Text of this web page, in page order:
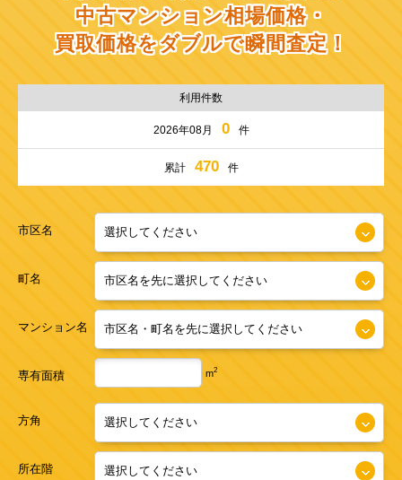
中古マンション相場価格・
買取価格をダブルで瞬間査定！
利用件数
2026年08月 0 件
累計 470 件
市区名
町名
マンション名
専有面積 m2
方角
所在階